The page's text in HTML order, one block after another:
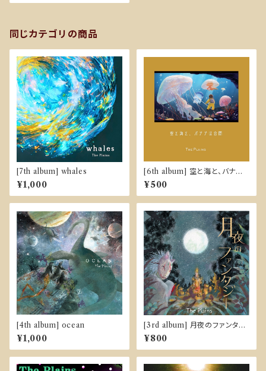
同じカテゴリの商品
[7th album] whales
¥1,000
[6th album] 空と海と、バナナ
は合間
¥500
[4th album] ocean
¥1,000
[3rd album] 月夜のファンタジ
ー
¥800